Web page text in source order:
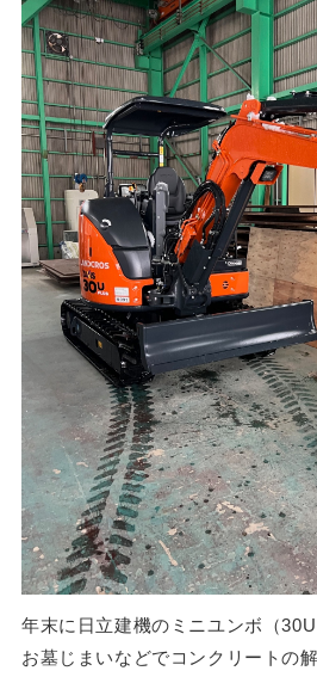
お問い合わせ
年末に日立建機のミニユンボ（
お墓じまいなどでコンクリートの